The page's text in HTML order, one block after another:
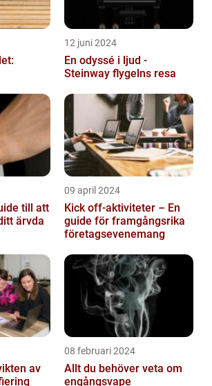
12 juni 2024
En odyssé i ljud -
Steinway flygelns resa
till att
ärvda
09 april 2024
Kick off-aktiviteter – En
guide för framgångsrika
företagsevenemang
av
08 februari 2024
Allt du behöver veta om
engångsvape